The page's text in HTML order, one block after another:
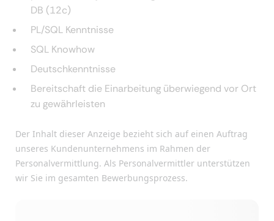
DB (12c)
PL/SQL Kenntnisse
SQL Knowhow
Deutschkenntnisse
Bereitschaft die Einarbeitung überwiegend vor Ort
zu gewährleisten
Der Inhalt dieser Anzeige bezieht sich auf einen Auftrag
unseres Kundenunternehmens im Rahmen der
Personalvermittlung. Als Personalvermittler unterstützen
wir Sie im gesamten Bewerbungsprozess.